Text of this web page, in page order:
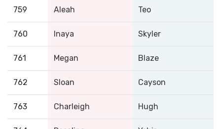
759 Aleah Teo
760 Inaya Skyler
761 Megan Blaze
762 Sloan Cayson
763 Charleigh Hugh